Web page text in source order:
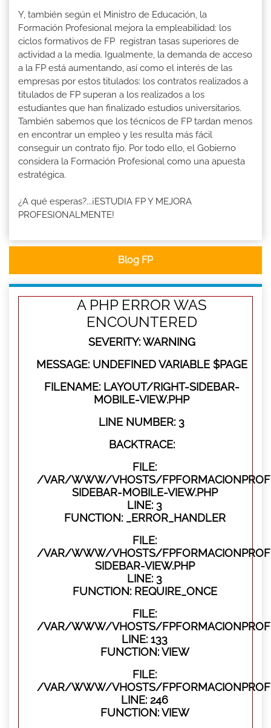
Y, también según el Ministro de Educación, la
Formación Profesional mejora la empleabilidad: los
ciclos formativos de FP registran tasas superiores de
actividad a la media. Igualmente, la demanda de acceso
a la FP está aumentando, así como el interés de las
empresas por estos titulados: los contratos realizados a
titulados de FP superan a los realizados a los
estudiantes que han finalizado estudios universitarios.
También sabemos que los técnicos de FP tardan menos
en encontrar un empleo y les resulta más fácil
conseguir un contrato fijo. Por todo ello, el Gobierno
considera la Formación Profesional como una apuesta
estratégica.
¿A qué esperas?...¡ESTUDIA FP Y MEJORA
PROFESIONALMENTE!
Blog FP
A PHP ERROR WAS
ENCOUNTERED
SEVERITY: WARNING
MESSAGE: UNDEFINED VARIABLE $PAGE
FILENAME: LAYOUT/RIGHT-SIDEBAR-
MOBILE-VIEW.PHP
LINE NUMBER: 3
BACKTRACE:
FILE:
/VAR/WWW/VHOSTS/
SIDEBAR-MOBILE-VIEW.PHP
LINE: 3
FUNCTION: _ERROR_HANDLER
FILE:
/VAR/WWW/VHOSTS/
SIDEBAR-VIEW.PHP
LINE: 3
FUNCTION: REQUIRE_ONCE
FILE:
/VAR/WWW/VHOSTS/
LINE: 133
FUNCTION: VIEW
FILE:
/VAR/WWW/VHOSTS/
LINE: 246
FUNCTION: VIEW